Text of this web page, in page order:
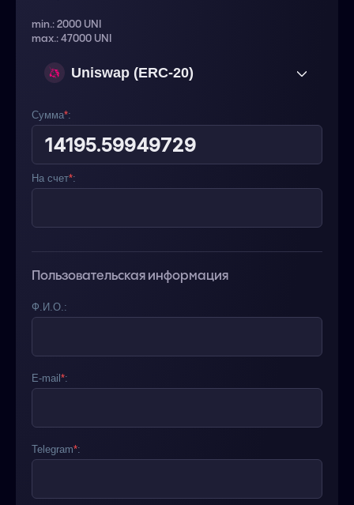
min.: 2000 UNI
max.: 47000 UNI
Uniswap (ERC-20)
Сумма*:
На счет*:
Пользовательская информация
Ф.И.О.:
E-mail *:
Telegram*: